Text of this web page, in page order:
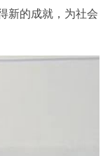
新的成就，为社会